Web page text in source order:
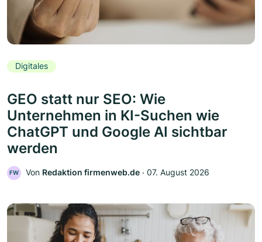
Digitales
GEO statt nur SEO: Wie
Unternehmen in KI-Suchen wie
ChatGPT und Google AI sichtbar
werden
FW Von Redaktion firmenweb.de ‧ 07. August 2026